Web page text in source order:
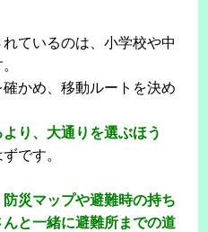
ているのは、小学校や中
かめ、移動ルートを決め
り、大通りを選ぶほう
ずです。
防災マップや避難時の持ち
と一緒に避難所までの道